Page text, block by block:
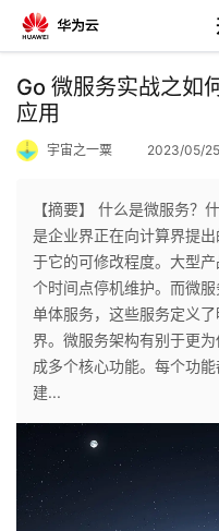
返
回
个
人
主
页
我
的
开
发
Go 微服务实战之如
应用
宇宙之一粟 2023/05/25
【摘要】 什么是微服务
是企业界正在向计算界提
于它的可修改程度。大型
个时间点停机维护。而微
单体服务，这些服务定义
界。微服务架构有别于更
成多个核心功能。每个功
建...